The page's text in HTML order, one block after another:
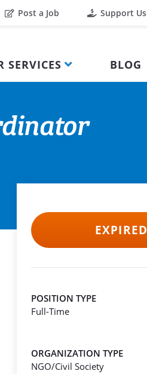
Post a Job Support Us
SERVICES BLOG
EXPIRED
POSITION TYPE
Full-Time
ORGANIZATION TYPE
NGO/Civil Society